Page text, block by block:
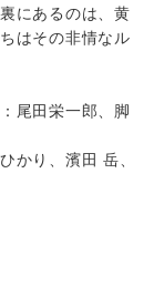
にあるのは、黄
はその非情なル
尾田栄一郎、脚
かり、濱田 岳、